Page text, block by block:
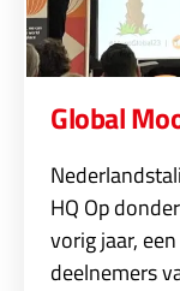
Global
HQ Op
vorig jaar,
deelnemers